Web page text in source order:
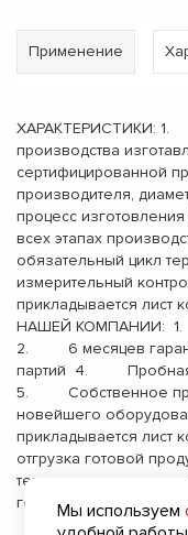
Применение
ХАРАКТЕРИСТИКИ:
производства
сертифицированной
производителя,
процесс
всех этапах
обязательный цикл
измерительный
прикладывается
НАШЕЙ КОМПАНИИ:
2. 6 месяцев
партий 4. Пробная
5. Собственное
новейшего
прикладывается
отгрузка готовой
терминала
года
Мы используем